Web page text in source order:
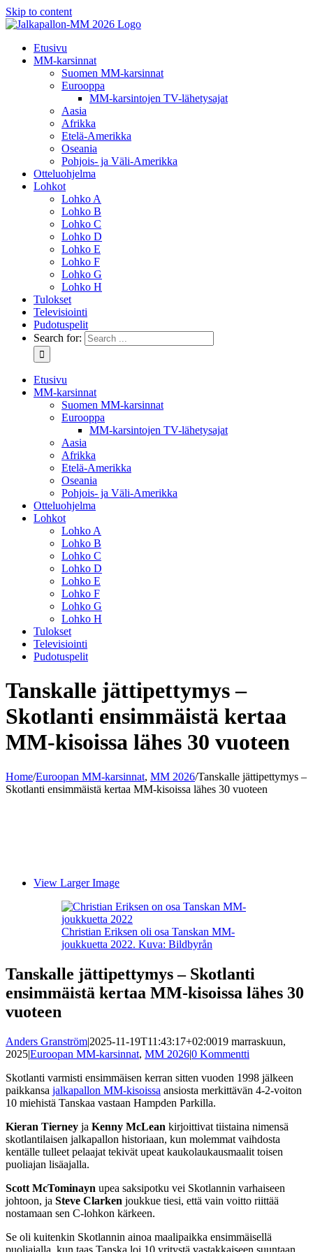
Skip to content
Etusivu
MM-karsinnat
Suomen MM-karsinnat
Eurooppa
MM-karsintojen TV-lähetysajat
Aasia
Afrikka
Etelä-Amerikka
Oseania
Pohjois- ja Väli-Amerikka
Otteluohjelma
Lohkot
Lohko A
Lohko B
Lohko C
Lohko D
Lohko E
Lohko F
Lohko G
Lohko H
Tulokset
Televisiointi
Pudotuspelit
Search for:
Etusivu
MM-karsinnat
Suomen MM-karsinnat
Eurooppa
MM-karsintojen TV-lähetysajat
Aasia
Afrikka
Etelä-Amerikka
Oseania
Pohjois- ja Väli-Amerikka
Otteluohjelma
Lohkot
Lohko A
Lohko B
Lohko C
Lohko D
Lohko E
Lohko F
Lohko G
Lohko H
Tulokset
Televisiointi
Pudotuspelit
Tanskalle jättipettymys –
Skotlanti ensimmäistä kertaa
MM-kisoissa lähes 30 vuoteen
Home/Euroopan MM-karsinnat, MM 2026/Tanskalle jättipettymys –
Skotlanti ensimmäistä kertaa MM-kisoissa lähes 30 vuoteen
View Larger Image
Christian Eriksen oli osa Tanskan MM-
joukkuetta 2022. Kuva: Bildbyrån
Tanskalle jättipettymys – Skotlanti
ensimmäistä kertaa MM-kisoissa lähes 30
vuoteen
Anders Granström|2025-11-19T11:43:17+02:0019 marraskuun,
2025|Euroopan MM-karsinnat, MM 2026|0 Kommentti
Skotlanti varmisti ensimmäisen kerran sitten vuoden 1998 jälkeen
paikkansa jalkapallon MM-kisoissa ansiosta merkittävän 4-2-voiton
10 miehistä Tanskaa vastaan Hampden Parkilla.
Kieran Tierney ja Kenny McLean kirjoittivat tiistaina nimensä
skotlantilaisen jalkapallon historiaan, kun molemmat vaihdosta
kentälle tulleet pelaajat tekivät upeat kaukolaukausmaalit toisen
puoliajan lisäajalla.
Scott McTominayn upea saksipotku vei Skotlannin varhaiseen
johtoon, ja Steve Clarken joukkue tiesi, että vain voitto riittää
nostamaan sen C-lohkon kärkeen.
Se oli kuitenkin Skotlannin ainoa maalipaikka ensimmäisellä
puoliajalla, kun taas Tanska loi 10 yritystä vastakkaiseen suuntaan.